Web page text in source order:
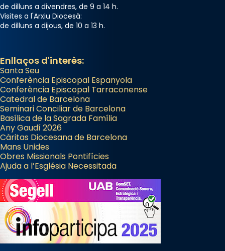
de dilluns a divendres, de 9 a 14 h.
Visites a l'Arxiu Diocesà:
de dilluns a dijous, de 10 a 13 h.
Enllaços d'interès:
Santa Seu
Conferència Episcopal Espanyola
Conferència Episcopal Tarraconense
Catedral de Barcelona
Seminari Conciliar de Barcelona
Basílica de la Sagrada Família
Any Gaudí 2026
Càritas Diocesana de Barcelona
Mans Unides
Obres Missionals Pontifícies
Ajuda a l’Església Necessitada